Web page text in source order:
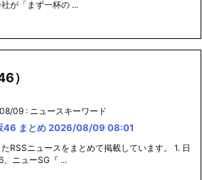
が「まず一杯の ...
）
09 : ニュースキーワード
46 まとめ 2026/08/09 08:01
RSSニュースをまとめて掲載しています。 1. 日
、ニューSG『 ...